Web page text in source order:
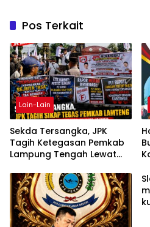
Pos Terkait
Lain-Lain
Sekda Tersangka, JPK
Tagih Ketegasan Pemkab
Lampung Tengah Lewat